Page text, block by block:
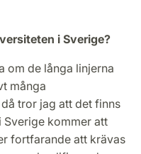
i Sverige?
om de långa linjerna
många
tror jag att det finns
kommer att
fortfarande att krävas